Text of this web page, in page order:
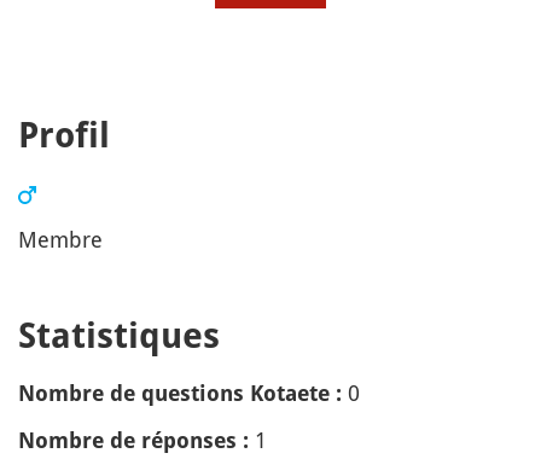
Profil
Membre
Statistiques
Nombre de questions Kotaete : 0
Nombre de réponses : 1